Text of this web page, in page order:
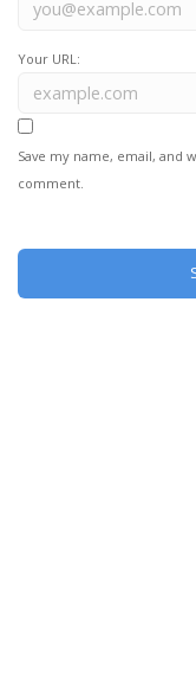
Your URL:
Save my name, email, and
comment.